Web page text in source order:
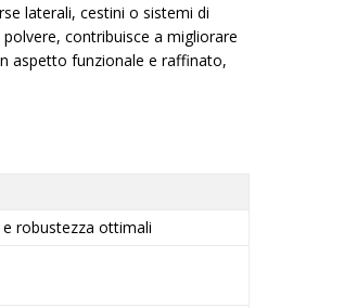
laterali, cestini o sistemi di
contribuisce a migliorare
aspetto funzionale e raffinato,
robustezza ottimali